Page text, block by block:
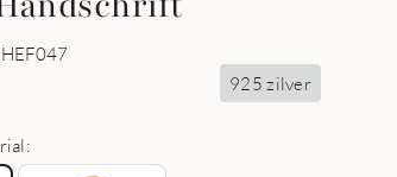
925 zilver